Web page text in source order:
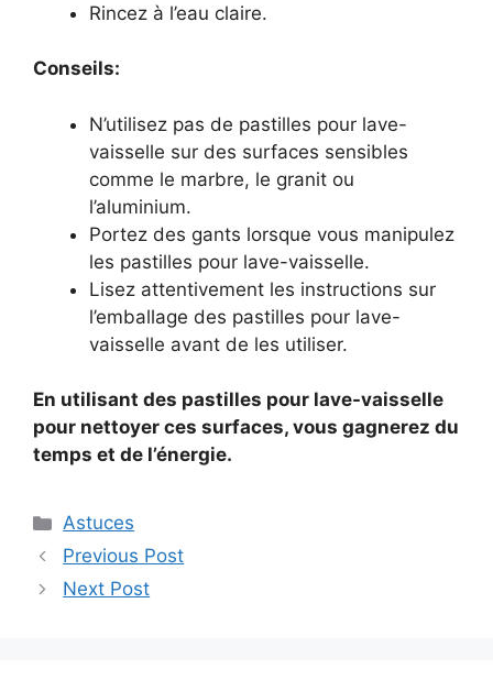
Rincez à l’eau claire.
Conseils:
N’utilisez pas de pastilles pour lave-
vaisselle sur des surfaces sensibles
comme le marbre, le granit ou
l’aluminium.
Portez des gants lorsque vous manipulez
les pastilles pour lave-vaisselle.
Lisez attentivement les instructions sur
l’emballage des pastilles pour lave-
vaisselle avant de les utiliser.
En utilisant des pastilles pour lave-vaisselle
pour nettoyer ces surfaces, vous gagnerez du
temps et de l’énergie.
Categories
Astuces
Previous Post
Next Post